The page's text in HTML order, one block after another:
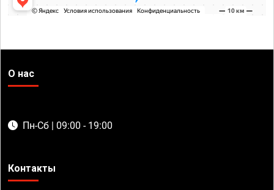
О нас
Пн-Сб | 09:00 - 19:00
Контакты